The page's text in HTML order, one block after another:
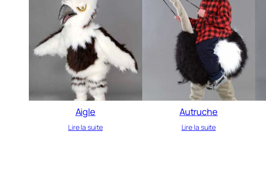
Aigle
Lire la suite
Autruche
Lire la suite